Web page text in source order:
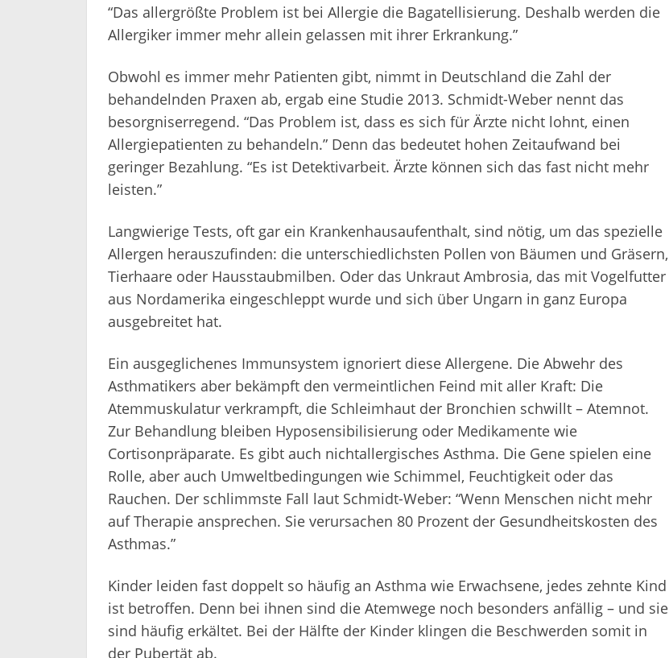
“Das allergrößte Problem ist bei Allergie die Bagatellisierung. Deshalb werden die
Allergiker immer mehr allein gelassen mit ihrer Erkrankung.”
Obwohl es immer mehr Patienten gibt, nimmt in Deutschland die Zahl der
behandelnden Praxen ab, ergab eine Studie 2013. Schmidt-Weber nennt das
besorgniserregend. “Das Problem ist, dass es sich für Ärzte nicht lohnt, einen
Allergiepatienten zu behandeln.” Denn das bedeutet hohen Zeitaufwand bei
geringer Bezahlung. “Es ist Detektivarbeit. Ärzte können sich das fast nicht mehr
leisten.”
Langwierige Tests, oft gar ein Krankenhausaufenthalt, sind nötig, um das spezielle
Allergen herauszufinden: die unterschiedlichsten Pollen von Bäumen und Gräsern,
Tierhaare oder Hausstaubmilben. Oder das Unkraut Ambrosia, das mit Vogelfutter
aus Nordamerika eingeschleppt wurde und sich über Ungarn in ganz Europa
ausgebreitet hat.
Ein ausgeglichenes Immunsystem ignoriert diese Allergene. Die Abwehr des
Asthmatikers aber bekämpft den vermeintlichen Feind mit aller Kraft: Die
Atemmuskulatur verkrampft, die Schleimhaut der Bronchien schwillt – Atemnot.
Zur Behandlung bleiben Hyposensibilisierung oder Medikamente wie
Cortisonpräparate. Es gibt auch nichtallergisches Asthma. Die Gene spielen eine
Rolle, aber auch Umweltbedingungen wie Schimmel, Feuchtigkeit oder das
Rauchen. Der schlimmste Fall laut Schmidt-Weber: “Wenn Menschen nicht mehr
auf Therapie ansprechen. Sie verursachen 80 Prozent der Gesundheitskosten des
Asthmas.”
Kinder leiden fast doppelt so häufig an Asthma wie Erwachsene, jedes zehnte Kind
ist betroffen. Denn bei ihnen sind die Atemwege noch besonders anfällig – und sie
sind häufig erkältet. Bei der Hälfte der Kinder klingen die Beschwerden somit in
der Pubertät ab.